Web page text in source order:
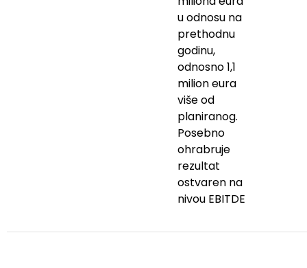
u odnosu na
prethodnu
godinu,
odnosno 1,1
milion eura
više od
planiranog.
Posebno
ohrabruje
rezultat
ostvaren na
nivou EBITDE